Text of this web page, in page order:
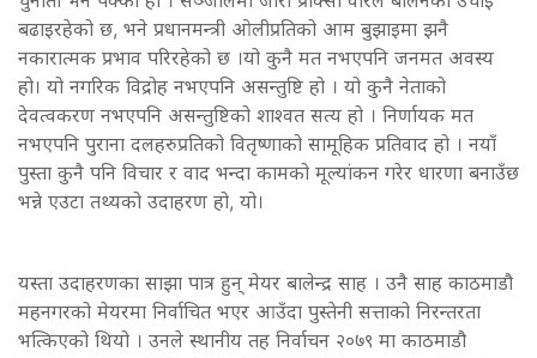
बढाइरहेको छ, भने प्रधानमन्त्री ओलीप्रतिको आम बुझाइमा झनै
नकारात्मक प्रभाव परिरहेको छ ।यो कुनै मत नभएपनि जनमत अवस्य
हो। यो नगरिक विद्रोह नभएपनि असन्तुष्टि हो । यो कुनै नेताको
देवत्वकरण नभएपनि असन्तुष्टिको शाश्वत सत्य हो । निर्णायक मत
नभएपनि पुराना दलहरुप्रतिको वितृष्णाको सामूहिक प्रतिवाद हो । नयाँ
पुस्ता कुनै पनि विचार र वाद भन्दा कामको मूल्यांकन गरेर धारणा बनाउँछ
भन्ने एउटा तथ्यको उदाहरण हो, यो।
यस्ता उदाहरणका साझा पात्र हुन् मेयर बालेन्द्र साह । उनै साह काठमाडौ
महनगरको मेयरमा निर्वाचित भएर आउँदा पुस्तेनी सत्ताको निरन्तरता
भत्किएको थियो । उनले स्थानीय तह निर्वाचन २०७९ मा काठमाडौ